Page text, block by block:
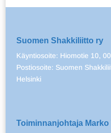
Suomen Shakkiliitto ry
Käyntiosoite: Hiomotie 10,
Postiosoite: Suomen
Helsinki
Toiminnanjohtaja Marko